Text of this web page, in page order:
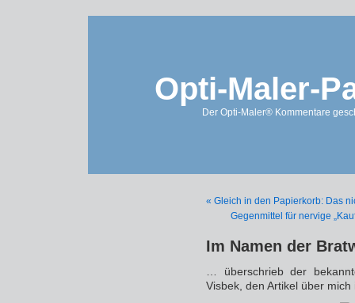
Opti-Maler-
Der Opti-Maler® Kommentare
« Gleich in den Papierkorb: Das
Gegenmittel für nervige
Im Namen der
… überschrieb der
Visbek, den Artikel über